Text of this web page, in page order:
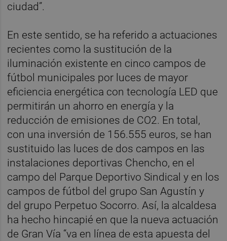
ciudad”.
En este sentido, se ha referido a actuaciones
recientes como la sustitución de la
iluminación existente en cinco campos de
fútbol municipales por luces de mayor
eficiencia energética con tecnología LED que
permitirán un ahorro en energía y la
reducción de emisiones de CO2. En total,
con una inversión de 156.555 euros, se han
sustituido las luces de dos campos en las
instalaciones deportivas Chencho, en el
campo del Parque Deportivo Sindical y en los
campos de fútbol del grupo San Agustín y
del grupo Perpetuo Socorro. Así, la alcaldesa
ha hecho hincapié en que la nueva actuación
de Gran Vía “va en línea de esta apuesta del